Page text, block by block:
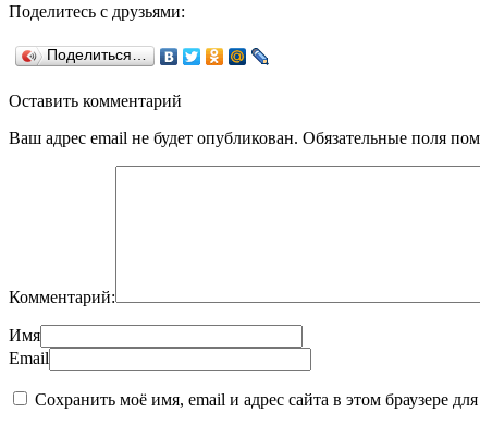
Поделитесь с друзьями:
Поделиться…
Оставить комментарий
Ваш адрес email не будет опубликован. Обязательные поля
Комментарий:
Имя
Email
Сохранить моё имя, email и адрес сайта в этом браузере